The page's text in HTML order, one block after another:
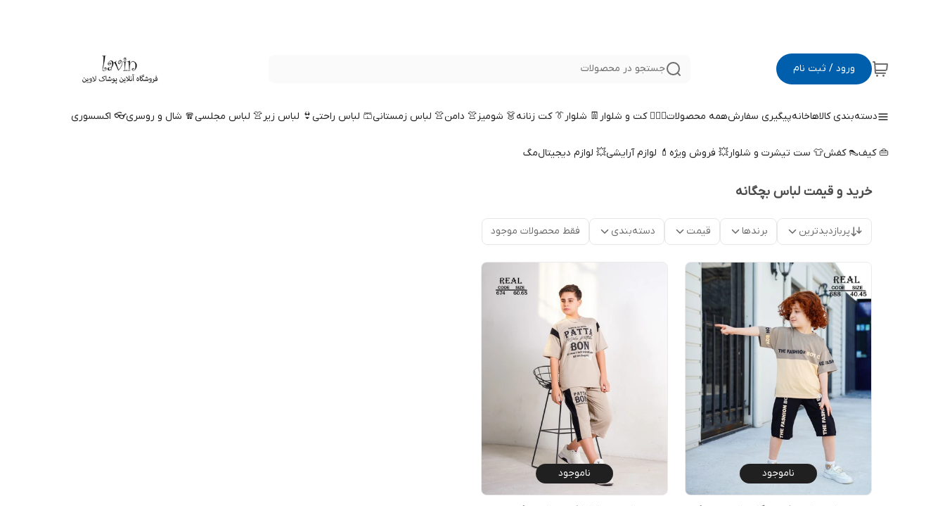
ورود / ثبت نام جستجو در محصولات
دسته‌بندی کالاهاخانهپیگیری سفارشهمه محصولات🤵🏻‍♀️ کت و شلوار 👖 شلوار👔 کت زنانه👗 شومیز👚 دامن👚 لباس زمستانی🩳 لباس راحتی👙 لباس زیر👚 لباس مجلسی🧣 شال و روسری👓 اکسسوری
👜 کیف👠 کفش👕 ست تیشرت و شلوار💥 فروش ویژه 💄 لوازم آرایشی💥 لوازم دیجیتالمگ
خرید و قیمت لباس بچگانه
پربازدیدترین برندها قیمت دسته‌بندی فقط محصولات موجود
ناموجود ناموجود